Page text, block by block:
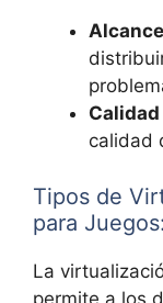
calidad
Tipos de
para
La
permite a los